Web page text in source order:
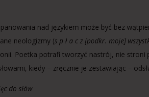
nad językiem może być bez
neologizmy (s p ł a c z [podkr. moje]
Poetka potrafi tworzyć nastrój, nie stroni
kiedy – zręcznie je zestawiając –
do słów